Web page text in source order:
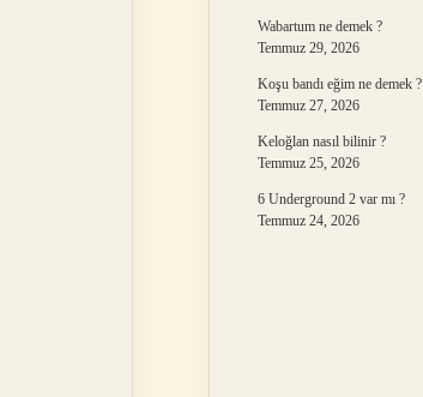
Wabartum ne demek ?
Temmuz 29, 2026
Koşu bandı eğim ne demek ?
Temmuz 27, 2026
Keloğlan nasıl bilinir ?
Temmuz 25, 2026
6 Underground 2 var mı ?
Temmuz 24, 2026